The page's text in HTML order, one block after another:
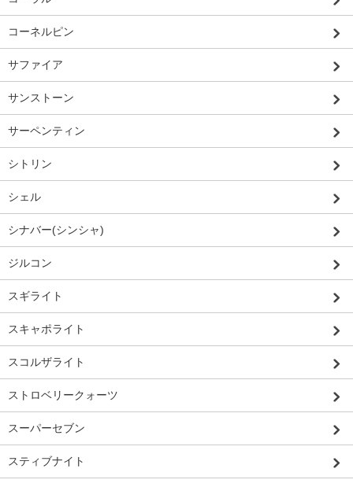
コーネルピン
サファイア
サンストーン
サーペンティン
シトリン
シェル
シナバー(シンシャ)
ジルコン
スギライト
スキャポライト
スコルザライト
ストロベリークォーツ
スーパーセブン
スティブナイト